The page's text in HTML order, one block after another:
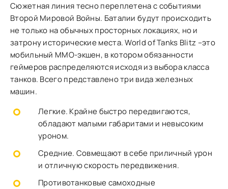
Сюжетная линия тесно переплетена с событиями
Второй Мировой Войны. Баталии будут происходить
не только на обычных просторных локациях, но и
затрону исторические места. World of Tanks Blitz –это
мобильный MMO-экшен, в котором обязанности
геймеров распределяются исходя из выбора класса
танков. Всего представлено три вида железных
машин.
Легкие. Крайне быстро передвигаются,
обладают малыми габаритами и невысоким
уроном.
Средние. Совмещают в себе приличный урон
и отличную скорость передвижения.
Противотанковые самоходные